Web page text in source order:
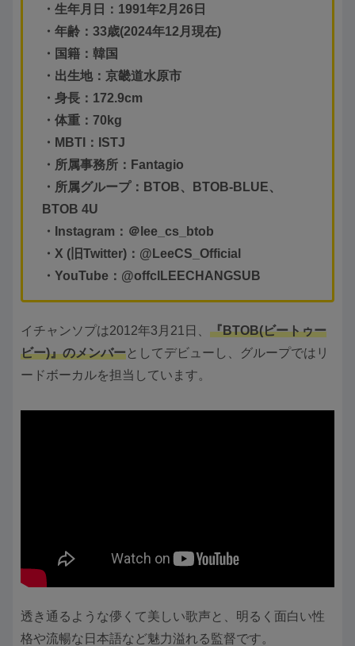
・生年月日：1991年2月26日
・年齢：33歳(2024年12月現在)
・国籍：韓国
・出生地：京畿道水原市
・身長：172.9cm
・体重：70kg
・MBTI：ISTJ
・所属事務所：Fantagio
・所属グループ：BTOB、BTOB-BLUE、
BTOB 4U
・Instagram：＠lee_cs_btob
・X (旧Twitter)：@LeeCS_Official
・YouTube：@offclLEECHANGSUB
イチャンソプは2012年3月21日、 『BTOB(ビートゥー
ビー)』のメンバーとしてデビューし、グループではリ
ードボーカルを担当しています。
透き通るような儚くて美しい歌声と、明るく面白い性
格や流暢な日本語など魅力溢れる監督です。